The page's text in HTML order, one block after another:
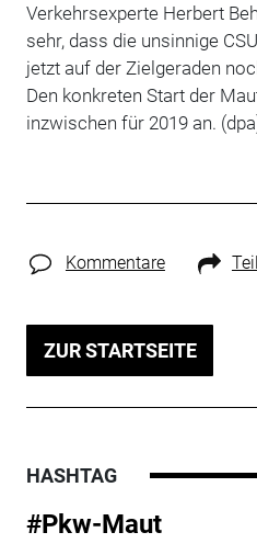
Verkehrsexperte Herbert
sehr, dass die unsinnige
jetzt auf der Zielgeraden
Den konkreten Start der
inzwischen für 2019 an.
Kommentare
ZUR STARTSEITE
HASHTAG
#Pkw-Maut